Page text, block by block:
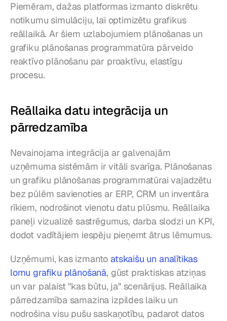
Piemēram, dažas platformas izmanto diskrētu
notikumu simulāciju, lai optimizētu grafikus
reāllaikā. Ar šiem uzlabojumiem plānošanas un
grafiku plānošanas programmatūra pārveido
reaktīvo plānošanu par proaktīvu, elastīgu
procesu.
Reāllaika datu integrācija un
pārredzamība
Nevainojama integrācija ar galvenajām
uzņēmuma sistēmām ir vitāli svarīga. Plānošanas
un grafiku plānošanas programmatūrai vajadzētu
bez pūlēm savienoties ar ERP, CRM un inventāra
rīkiem, nodrošinot vienotu datu plūsmu. Reāllaika
paneļi vizualizē sastrēgumus, darba slodzi un KPI,
dodot vadītājiem iespēju pieņemt ātrus lēmumus.
Uzņēmumi, kas izmanto atskaišu un analītikas
lomu grafiku plānošanā, gūst praktiskas atziņas
un var palaist "kas būtu, ja" scenārijus. Reāllaika
pārredzamība samazina izpildes laiku un
nodrošina visu pušu saskaņotību, padarot datos